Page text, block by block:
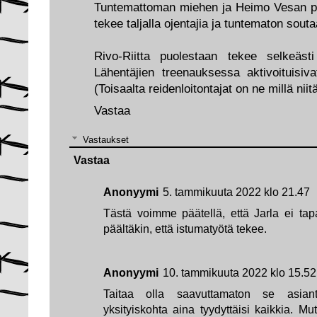
Tuntemattoman miehen ja Heimo Vesan
tekee taljalla ojentajia ja tuntematon
Rivo-Riitta puolestaan tekee
Lähentäjien treenauksessa
(Toisaalta reidenloitontajat on ne millä
Vastaa
Vastaukset
Anonyymi 5. tammikuuta 2022 klo 21.47
Tästä voimme päätellä, että Jarla ei
päältäkin, että istumatyötä tekee.
Anonyymi 10. tammikuuta 2022 klo 15.52
Taitaa olla saavuttamaton se
yksityiskohta aina tyydyttäisi kaikkia.
Vastaa